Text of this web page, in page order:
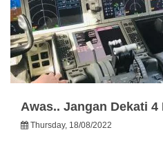
Awas.. Jangan Dekati
Thursday, 18/08/2022